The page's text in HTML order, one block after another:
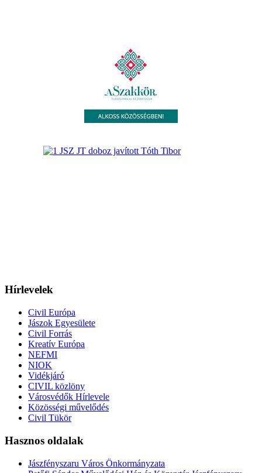
Hírlevelek
Civil Európa
Jászok Egyesülete
Civil Forrás
Kreatív Európa
NEFMI
NIOK
Vidékjáró
CIVIL közlöny
Városvédők Hírlevele
Közösségi művelődés
Civil Tükör
Hasznos oldalak
Jászfényszaru Város Önkormányzata